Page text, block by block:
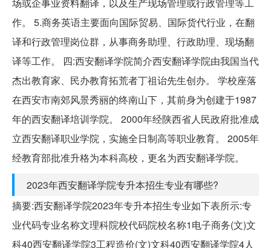
作。 5.商务英语主要面向国际贸易、国际货代行业，在翻
译和行政管理岗位群，从事商务助理、行政助理、现场翻
译等工作。 四:西安翻译学院简介西安翻译学院由我国当代
杰出教育家、民办教育拓荒者丁祖诒先生创办。 学校座落
在西安市南郊风景秀丽的终南山下，其前身为创建于1987
年的西安翻译培训学院。 2000年经陕西省人民政府批准成
立西安翻译职业学院，实施全日制高等职业教育。 2005年
经教育部批准升格为本科高校，更名为西安翻译学院。
2023年西安翻译学院专升本招生专业有哪些?
摘要:西安翻译学院2023年专升本招生专业如下表所示:专
业代码专业名称文理科院校代码院校名称1电子商务(文)文
科40西安翻译学院3工程造价(文)文科40西安翻译学院4人